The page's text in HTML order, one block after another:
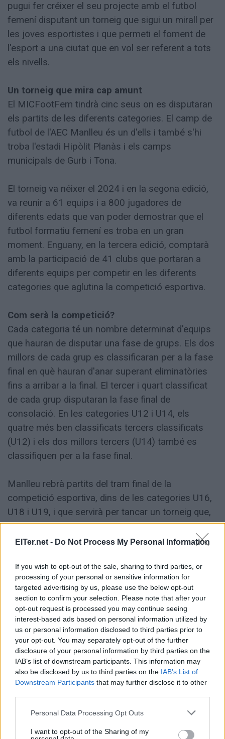
ElTer.net - Do Not Process My Personal Information
If you wish to opt-out of the sale, sharing to third parties, or
processing of your personal or sensitive information for
targeted advertising by us, please use the below opt-out
section to confirm your selection. Please note that after your
opt-out request is processed you may continue seeing
interest-based ads based on personal information utilized by
us or personal information disclosed to third parties prior to
your opt-out. You may separately opt-out of the further
disclosure of your personal information by third parties on the
IAB’s list of downstream participants. This information may
also be disclosed by us to third parties on the IAB’s List of
Downstream Participants that may further disclose it to other
Please note that this website/app uses one or more Google
not limited to your visit or usage behaviour. You may click to
Personal Data Processing Opt Outs
I want to opt-out of the Sharing of my
pugui fer créixer el seu projecte amb el futbol
femení disputant un torneig que sigui un mirall per
les joves esportistes i que permeti el foment de
l'esport a una ciutat que en vol ser referent a tots
els nivells.
Un torneig que mira cap amunt
El MICFootFem tindrà cinc seus on es disputaran
els partits de les diferents categories. El camp de
futbol de l'AEC Manlleu és un d'ells i també s'hi
troba l'estadi Hipòlit Planàs i els camps
municipals de Gurb i Tona.
El torneig va néixer el 2024 i en la segona edició,
va reunir a 61 equips i a 800 jugadores de
diferents edats que van poder demostrar que el
futbol formatiu femení es troba en un gran
moment. Enguany, en la tercera edició, comptarà
amb la participació de 41 clubs que portaran a
diferents equips per competir en les diferents
categories que aglutina la competició esportiva.
Com serà la competició?
Cada categoria té un nombre determinat d'equips
que hauran de disputar una fase de grups. Els dos
millors de cada grup es classificaran per a la fase
final en què hauran d'anar superant eliminatòries
fins a arribar a la final. El tercer i quart classificat
de cada grup disputaran la fase final de
consolació. En les categories U12 i U14, els
quatre més ben classificats tercers classificats
(U12) i els dos millors tercers (U14) també es
classifiquen per a la fase final.
Manlleu rebrà partits del tram final de la
competició esportiva, dins de les categories U16,
U18 i U19, i que servirà per tancar un torneig que,
un any més, tornarà a portar futbol de qualitat a la
Capital del Ter.
Podeu consultar els dies i els horaris dels partits
que es disputaran en el Municipal en elcalendari
de partits.
ETIQUETES:
Esports